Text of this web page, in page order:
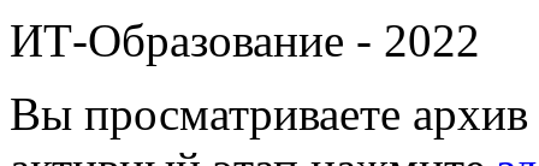
ИТ-Образование - 2022
Вы просматриваете